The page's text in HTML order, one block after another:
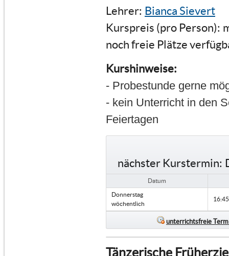
Lehrer: Bianca Sievert
Kurspreis (pro Person):
noch freie Plätze
Kurshinweise:
- Probestunde gerne
- kein Unterricht in den
Feiertagen
nächster Kurstermin:
Datum
Donnerstag
wöchentlich
unterrichtsfreie
Tänzerische